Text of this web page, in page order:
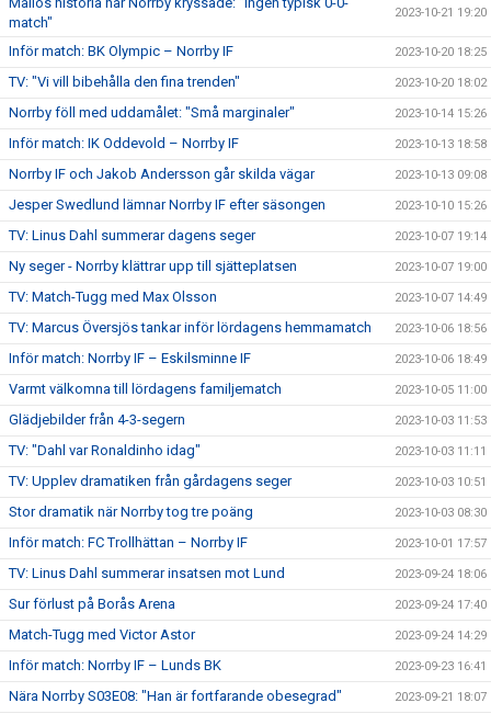
match"
2023-10-21 19:20
Inför match: BK Olympic – Norrby IF 2023-10-20 18:25
TV: "Vi vill bibehålla den fina trenden" 2023-10-20 18:02
Norrby föll med uddamålet: "Små marginaler" 2023-10-14 15:26
Inför match: IK Oddevold – Norrby IF 2023-10-13 18:58
Norrby IF och Jakob Andersson går skilda vägar 2023-10-13 09:08
Jesper Swedlund lämnar Norrby IF efter säsongen 2023-10-10 15:26
TV: Linus Dahl summerar dagens seger 2023-10-07 19:14
Ny seger - Norrby klättrar upp till sjätteplatsen 2023-10-07 19:00
TV: Match-Tugg med Max Olsson 2023-10-07 14:49
TV: Marcus Översjös tankar inför lördagens hemmamatch 2023-10-06 18:56
Inför match: Norrby IF – Eskilsminne IF 2023-10-06 18:49
Varmt välkomna till lördagens familjematch 2023-10-05 11:00
Glädjebilder från 4-3-segern 2023-10-03 11:53
TV: "Dahl var Ronaldinho idag" 2023-10-03 11:11
TV: Upplev dramatiken från gårdagens seger 2023-10-03 10:51
Stor dramatik när Norrby tog tre poäng 2023-10-03 08:30
Inför match: FC Trollhättan – Norrby IF 2023-10-01 17:57
TV: Linus Dahl summerar insatsen mot Lund 2023-09-24 18:06
Sur förlust på Borås Arena 2023-09-24 17:40
Match-Tugg med Victor Astor 2023-09-24 14:29
Inför match: Norrby IF – Lunds BK 2023-09-23 16:41
Nära Norrby S03E08: "Han är fortfarande obesegrad" 2023-09-21 18:07